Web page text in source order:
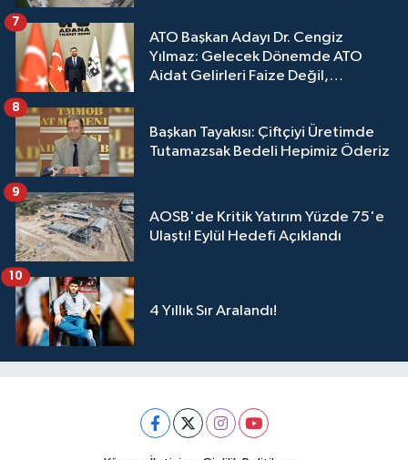
ATO Başkan Adayı Dr. Cengiz
Yılmaz: Gelecek Dönemde ATO
Aidat Gelirleri Faize Değil,
7
Başkan Tayakısı: Çiftçiyi Üretimde
Tutamazsak Bedeli Hepimiz Öderiz
8
AOSB'de Kritik Yatırım Yüzde 75'e
Ulaştı! Eylül Hedefi Açıklandı
9
4 Yıllık Sır Aralandı!
10